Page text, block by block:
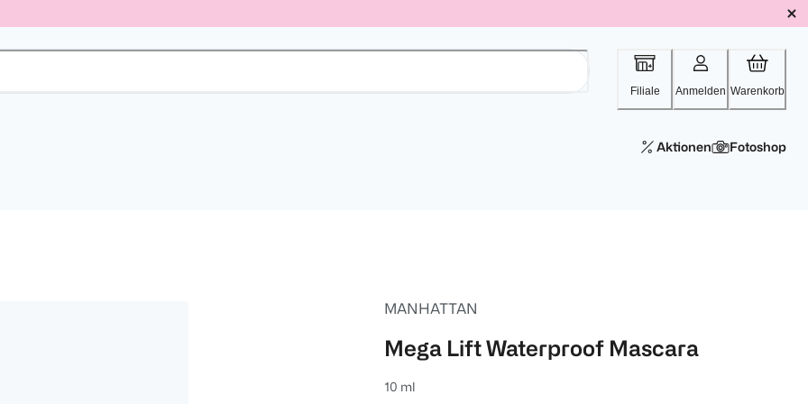
Filiale Anmelden Warenkorb
Aktionen Fotoshop
MANHATTAN
Mega Lift Waterproof Mascara
10 ml